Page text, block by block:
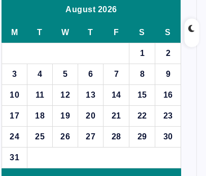
August 2026
M T W T F S S
1 2
3 4 5 6 7 8 9
10 11 12 13 14 15 16
17 18 19 20 21 22 23
24 25 26 27 28 29 30
31